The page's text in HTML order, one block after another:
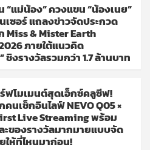
“แม่น้อง” ควงแขน “น้องเนย”
ซอร์ แถลงข่าวจัดประกวด
Miss & Mister Earth
ภายใต้แนวคิด
ชิงรางวัลรวมกว่า 1.7 ล้านบาท
ฟโมเมนต์สุดเอ็กซ์คลูซีฟ!
นเช็กอินไลฟ์ NEVO Q05 ×
Live Streaming พร้อม
ะของรางวัลมากมายแบบจัด
ให้ที่ไหนมาก่อน!